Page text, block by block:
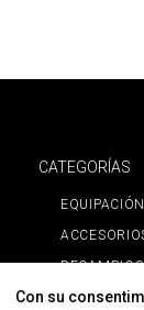
CATEGORÍAS
EQUIPACIÓN
RECAMBIOS
Con su